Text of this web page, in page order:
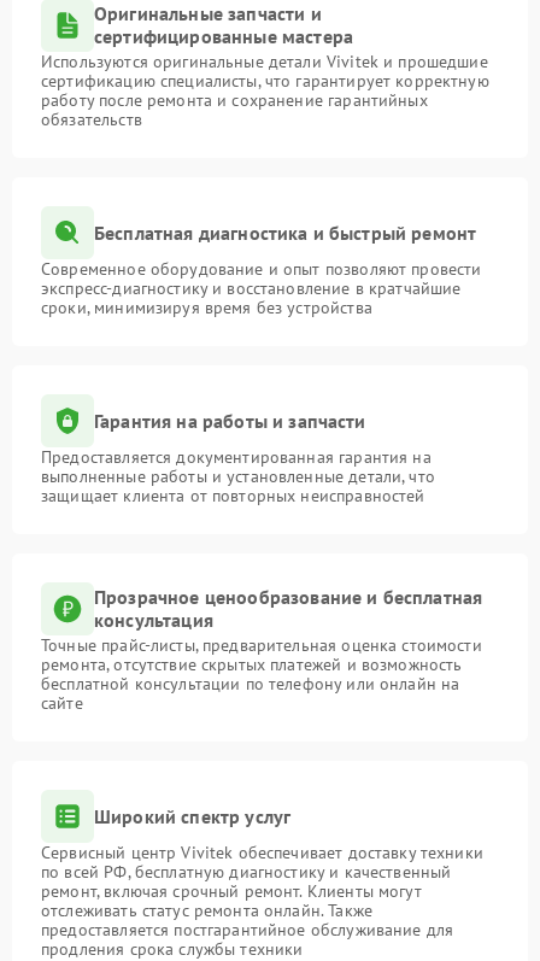
Оригинальные запчасти и
сертифицированные мастера
Используются оригинальные детали Vivitek и прошедшие
сертификацию специалисты, что гарантирует корректную
работу после ремонта и сохранение гарантийных
обязательств
Бесплатная диагностика и быстрый ремонт
Современное оборудование и опыт позволяют провести
экспресс-диагностику и восстановление в кратчайшие
сроки, минимизируя время без устройства
Гарантия на работы и запчасти
Предоставляется документированная гарантия на
выполненные работы и установленные детали, что
защищает клиента от повторных неисправностей
Прозрачное ценообразование и бесплатная
консультация
Точные прайс-листы, предварительная оценка стоимости
ремонта, отсутствие скрытых платежей и возможность
бесплатной консультации по телефону или онлайн на
сайте
Широкий спектр услуг
Сервисный центр Vivitek обеспечивает доставку техники
по всей РФ, бесплатную диагностику и качественный
ремонт, включая срочный ремонт. Клиенты могут
отслеживать статус ремонта онлайн. Также
предоставляется постгарантийное обслуживание для
продления срока службы техники